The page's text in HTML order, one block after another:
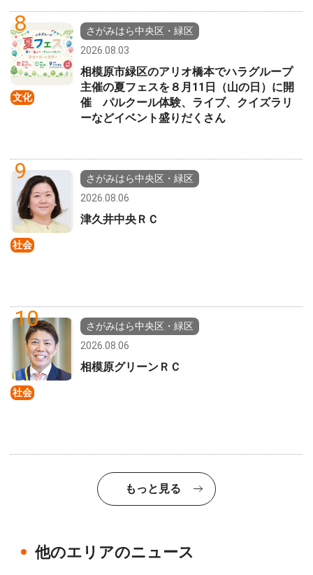
8
文化
さがみはら中央区・緑区
2026.08.03
相模原市緑区のアリオ橋本でハラグループ
主催の夏フェスを８月11日（山の日）に開
催 パルクール体験、ライブ、クイズラリ
ーなどイベント盛りだくさん
9
社会
さがみはら中央区・緑区
2026.08.06
津久井中央ＲＣ
10
社会
さがみはら中央区・緑区
2026.08.06
相模原グリーンＲＣ
もっと見る
他のエリアのニュース